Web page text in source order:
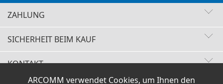
ARCOMM verwendet Cookies, um Ihnen den
ZAHLUNG
SICHERHEIT BEIM KAUF
Käuferschutz
KONTAKT